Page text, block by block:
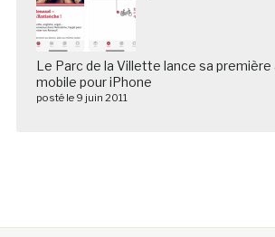
Le Parc de la Villette lance sa première
mobile pour iPhone
posté le 9 juin 2011